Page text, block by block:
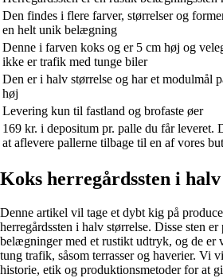
Den findes i flere farver, størrelser og
en helt unik belægning
Denne i farven koks og er 5 cm høj og
ikke er trafik med tunge biler
Den er i halv størrelse og har et modulmål
høj
Levering kun til fastland og brofaste øer
169 kr. i depositum pr. palle du får leveret.
at aflevere pallerne tilbage til en af vores
Koks herregårdssten i
Denne artikel vil tage et dybt kig på
herregårdssten i halv størrelse. Disse sten
belægninger med et rustikt udtryk, og de er
tung trafik, såsom terrasser og haverier. Vi
historie, etik og produktionsmetoder for at